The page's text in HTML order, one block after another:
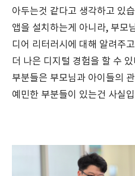
아두는것 같다고 생각하고 있
앱을 설치하는게 아니라, 부모
디어 리터러시에 대해 알려주
더 나은 디지털 경험을 할 수
부분들은 부모님과 아이들의
예민한 부분들이 있는건 사실